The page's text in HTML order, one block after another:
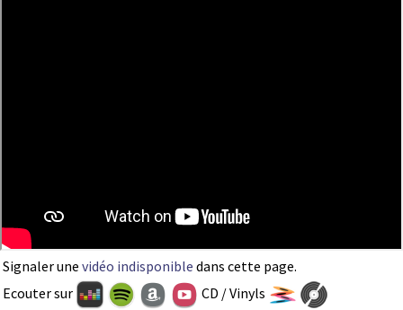
Signaler une vidéo indisponible dans cette page.
Ecouter sur
CD / Vinyls